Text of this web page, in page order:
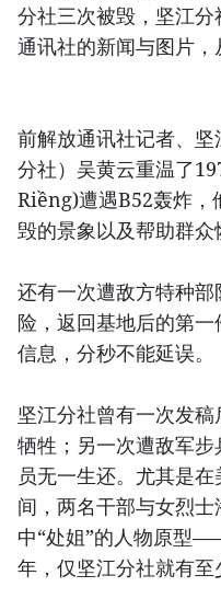
分社三次被毁，坚江
通讯社的新闻与图片，
前解放通讯社记者、
分社）吴黄云重温了
Riềng)遭遇B52轰炸，
毁的景象以及帮助群众
还有一次遭敌方特种
险，返回基地后的第
信息，分秒不能延误。
坚江分社曾有一次发
牺牲；另一次遭敌军
员无一生还。尤其是
间，两名干部与女烈
中“处姐”的人物原型
年，仅坚江分社就有至